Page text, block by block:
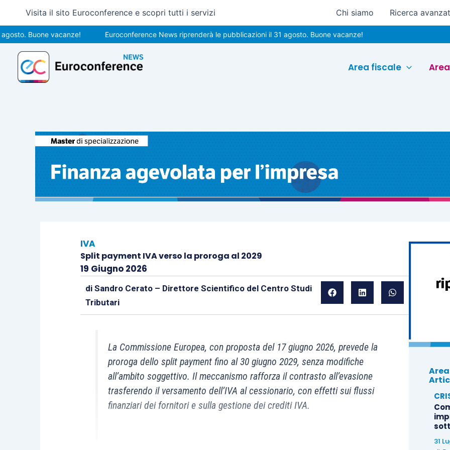
contenuto
Visita il sito Euroconference e scopri tutti i servizi Chi siamo Ricerca
Buone vacanze! Euroconference News riprenderà le pubblicazioni il 31 agosto. Buone vacanze!
Area fiscale
IVA
Split payment IVA verso la proroga al 2029
19 Giugno 2026
di Sandro Cerato – Direttore Scientifico del Centro Studi
Tributari
La Commissione Europea, con proposta del 17 giugno 2026, prevede la
proroga dello split payment fino al 30 giugno 2029, senza modifiche
all’ambito soggettivo. Il meccanismo rafforza il contrasto all’evasione
trasferendo il versamento dell’IVA al cessionario, con effetti sui flussi
finanziari dei fornitori e sulla gestione dei crediti IVA.
31